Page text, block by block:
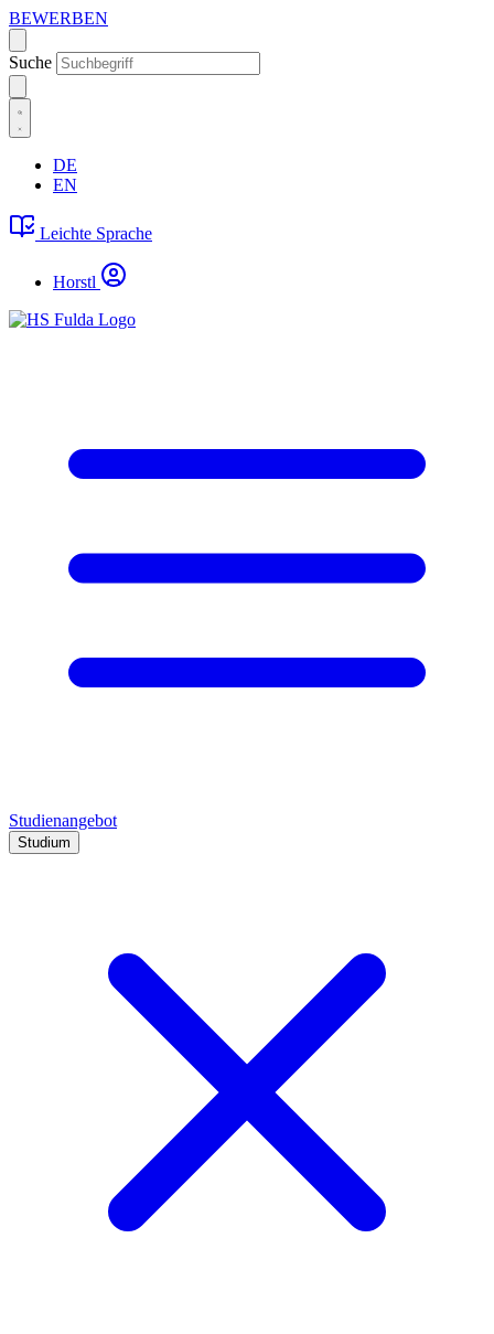
BEWERBEN
Suche
DE
EN
Leichte Sprache
Horstl
Studienangebot
Studium